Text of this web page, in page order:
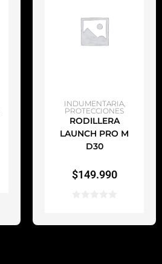
AÑADIR AL CARRITO
INDUMENTARIA,
PROTECCIONES
RODILLERA
LAUNCH PRO M
D30
$149.990